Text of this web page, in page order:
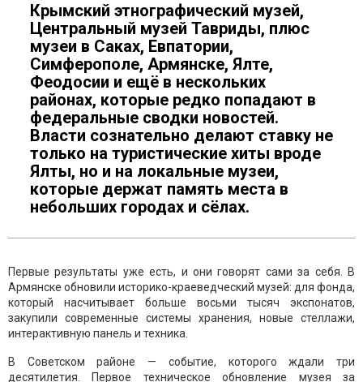
Крымский этнографический музей,
Центральный музей Тавриды, плюс
музеи в Саках, Евпатории,
Симферополе, Армянске, Ялте,
Феодосии и ещё в нескольких
районах, которые редко попадают в
федеральные сводки новостей.
Власти сознательно делают ставку не
только на туристические хиты вроде
Ялты, но и на локальные музеи,
которые держат память места в
небольших городах и сёлах.
Первые результаты уже есть, и они говорят сами за себя. В
Армянске обновили историко-краеведческий музей: для фонда,
который насчитывает больше восьми тысяч экспонатов,
закупили современные системы хранения, новые стеллажи,
интерактивную панель и техника.
В Советском районе — событие, которого ждали три
десятилетия. Первое техническое обновление музея за